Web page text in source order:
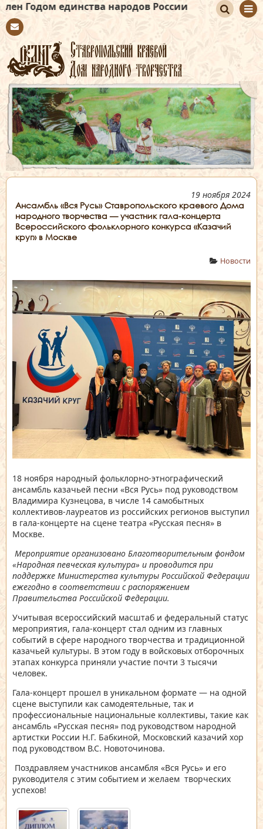
народов России
tact
иск
19 ноября 2024
Ансамбль «Вся Русь» Ставропольского краевого Дома
народного творчества — участник гала-концерта
Всероссийского фольклорного конкурса «Казачий
круг» в Москве
Новости
18 ноября народный фольклорно-этнографический
ансамбль казачьей песни «Вся Русь» под руководством
Владимира Кузнецова, в числе 14 самобытных
коллективов-лауреатов из российских регионов выступил
в гала-концерте на сцене театра «Русская песня» в
Москве.
Мероприятие организовано Благотворительным фондом
«Народная певческая культура» и проводится при
поддержке Министерства культуры Российской Федерации
ежегодно в соответствии с распоряжением
Правительства Российской Федерации.
Учитывая всероссийский масштаб и федеральный статус
мероприятия, гала-концерт стал одним из главных
событий в сфере народного творчества и традиционной
казачьей культуры. В этом году в войсковых отборочных
этапах конкурса приняли участие почти 3 тысячи
человек.
Гала-концерт прошел в уникальном формате — на одной
сцене выступили как самодеятельные, так и
профессиональные национальные коллективы, такие как
ансамбль «Русская песня» под руководством народной
артистки России Н.Г. Бабкиной, Московский казачий хор
под руководством В.С. Новоточинова.
Поздравляем участников ансамбля «Вся Русь» и его
руководителя с этим событием и желаем творческих
успехов!